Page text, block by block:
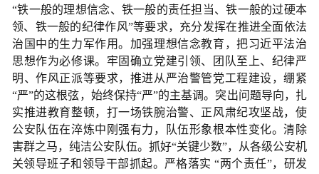
“铁一般的理想信念、铁一般的责任担当、铁一般的过硬本
领、铁一般的纪律作风”等要求，充分发挥在推进全面依法
治国中的生力军作用。加强理想信念教育，把习近平法治
思想作为必修课。牢固确立党建引领、团队至上、纪律严
明、作风正派等要求，推进从严治警管党工程建设，绷紧
“严”的这根弦，始终保持“严”的主基调。突出问题导向，扎
实推进教育整顿，打一场铁腕治警、正风肃纪攻坚战，使
公安队伍在淬炼中刚强有力，队伍形象根本性变化。清除
害群之马，纯洁公安队伍。抓好“关键少数”，从各级公安机
关领导班子和领导干部抓起。严格落实 “两个责任”，研发